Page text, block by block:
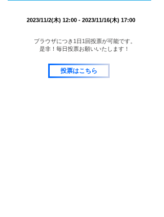
2023/11/2(木) 12:00 - 2023/11/16(木) 17:00
ブラウザにつき1日1回投票が可能です。
是非！毎日投票お願いいたします！
投票はこちら